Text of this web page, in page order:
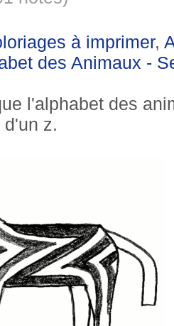
à imprimer,
des Animaux -
l'alphabet des
z.